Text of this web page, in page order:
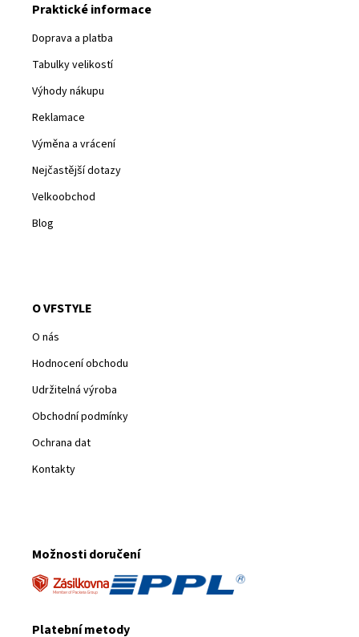
Praktické informace
Doprava a platba
Tabulky velikostí
Výhody nákupu
Reklamace
Výměna a vrácení
Nejčastější dotazy
Velkoobchod
Blog
O VFSTYLE
O nás
Hodnocení obchodu
Udržitelná výroba
Obchodní podmínky
Ochrana dat
Kontakty
Možnosti doručení
Platební metody